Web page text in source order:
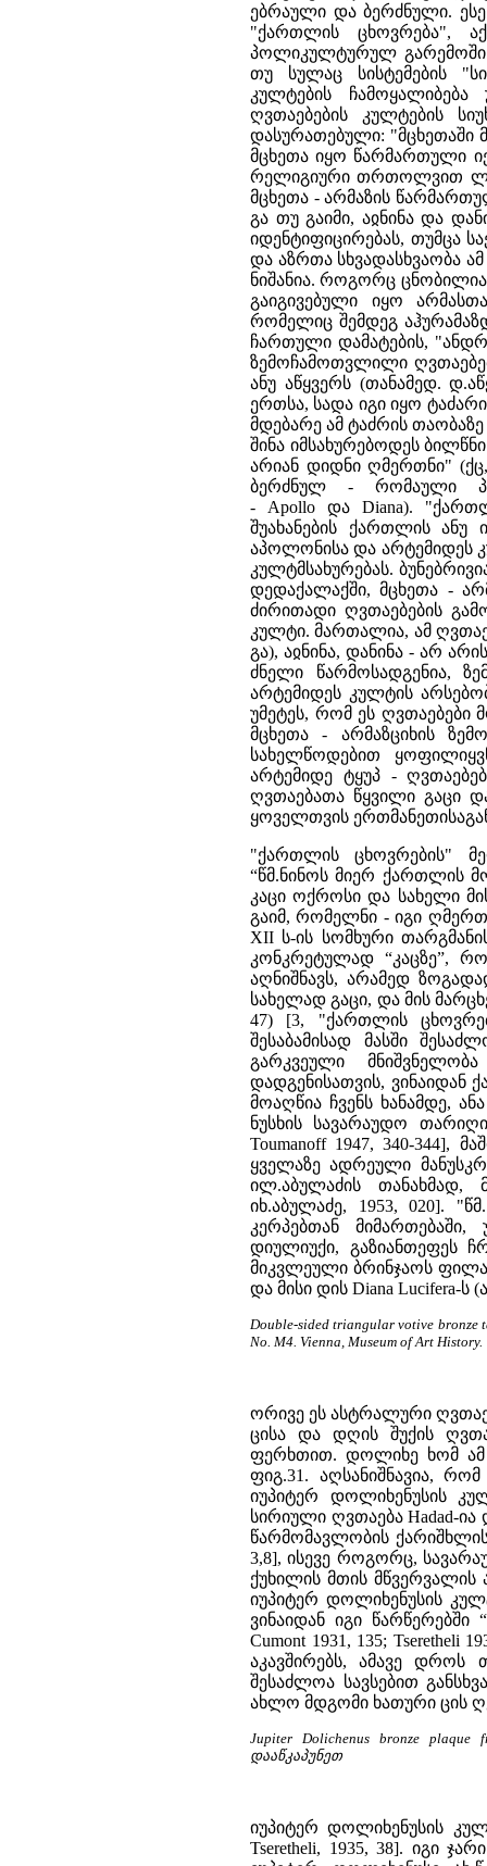
ებრაული და ბერძნული.
"ქართლის ცხოვრება", აქ
პოლიკულტურულ გარემოში
თუ სულაც სისტემების
კულტების
ღვთაებების კულტების
დასურათებული:
მცხეთა იყო წარმართული
რელიგიური თრთოლვით
მცხეთა - არმაზის
გა თუ გაიმი, აჲნინა და
იდენტიფიცირებას, თუმცა
და აზრთა სხვადასხვაობა
ნიშანია. როგორც
გაიგივებული იყო
რომელიც შემდეგ
ჩართული დამატების,
ზემოჩამოთვლილი
ანუ აწყვერს (თანამედ.
ერთსა, სადა იგი იყო
მდებარე ამ ტაძრის
შინა იმსახურებოდეს
არიან დიდნი ღმერთნი"
ბერძნულ - რომაული
- Apollo და Diana).
შუახანების ქართლის
აპოლონისა და არტემიდეს
კულტმსახურებას.
დედაქალაქში, მცხეთა -
ძირითადი ღვთაებების
კულტი. მართალია, ამ
გა), აჲნინა, დანინა - არ
ძნელი წარმოსადგენია,
არტემიდეს კულტის
უმეტეს, რომ ეს
მცხეთა - არმაზციხის
სახელწოდებით
არტემიდე ტყუპ -
ღვთაებათა წყვილი გაცი
ყოველთვის
"ქართლის ცხოვრების"
“წმ.ნინოს მიერ ქართლის
კაცი ოქროსი და სახელი
გაიმ, რომელნი - იგი
XII ს-ის სომხური
კონკრეტულად “კაცზე”,
აღნიშნავს, არამედ
სახელად გაცი, და მის
47) [3, "ქართლის
შესაბამისად მასში
გარკვეული
დადგენისათვის, ვინაიდან
მოაღწია ჩვენს ხანამდე,
ნუსხის სავარაუდო
Toumanoff 1947, 340-344],
ყველაზე ადრეული
ილ.აბულაძის
იხ.აბულაძე, 1953, 020].
კერპებთან
დიულიუქი, გაზიანთეფეს
მიკვლეული ბრინჯაოს
და მისი დის Diana Lucifera-ს
Double-sided triangular votive bronze
No. M4. Vienna, Museum of Art History.
ორივე ეს ასტრალური
ცისა და დღის შუქის
ფერხთით. დოლიხე ხომ ამ
ფიგ.31. აღსანიშნავია,
იუპიტერ დოლიხენუსის
სირიული ღვთაება Hadad-
წარმომავლობის ქარიშხლის
3,8], ისევე როგორც,
ქუხილის მთის
იუპიტერ დოლიხენუსის
ვინაიდან იგი
Cumont 1931, 135;
აკავშირებს, ამავე
შესაძლოა სავსებით
ახლო მდგომი ხათური ცის
Jupiter Dolichenus bronze plaque
დააწკაპუნეთ
იუპიტერ დოლიხენუსის
Tseretheli, 1935, 38]. იგი